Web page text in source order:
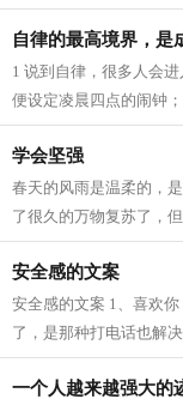
因。所以我一直在期待
自律的最高境界，是
1 说到自律，很多人会
便设定凌晨四点的闹钟
立目标，却因为强度太
学会坚强
春天的风雨是温柔的，
了很久的万物复苏了，
土里钻出来，为山野铺
安全感的文案
安全感的文案 1、喜欢
了，是那种打电话也解
我爱这个世界上的三件
一个人越来越强大的